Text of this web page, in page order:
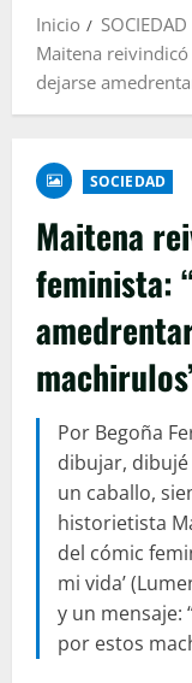
Inicio
SOCIEDAD
Maitena
dejarse
SOCIEDAD
Maitena
feminista:
Por Begoña
dibujar,
un caballo,
historietista
del cómic
mi vida’
y un mensaje:
por estos